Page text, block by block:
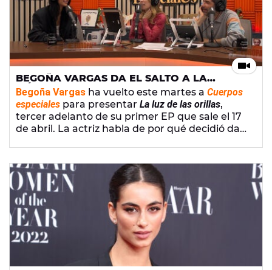
BEGOÑA VARGAS DA EL SALTO A LA
MÚSICA: "ESTO NACE PORQUE YO ME
SENTÍA TRISTE. VEÍA QUE NO ERA NORMAL"
Begoña Vargas ha vuelto este martes a Cuerpos
especiales para presentar La luz de las orillas,
tercer adelanto de su primer EP que sale el 17
de abril. La actriz habla de por qué decidió dar
el cuerpo", reconoce aEva SorianoyNacho
García
.